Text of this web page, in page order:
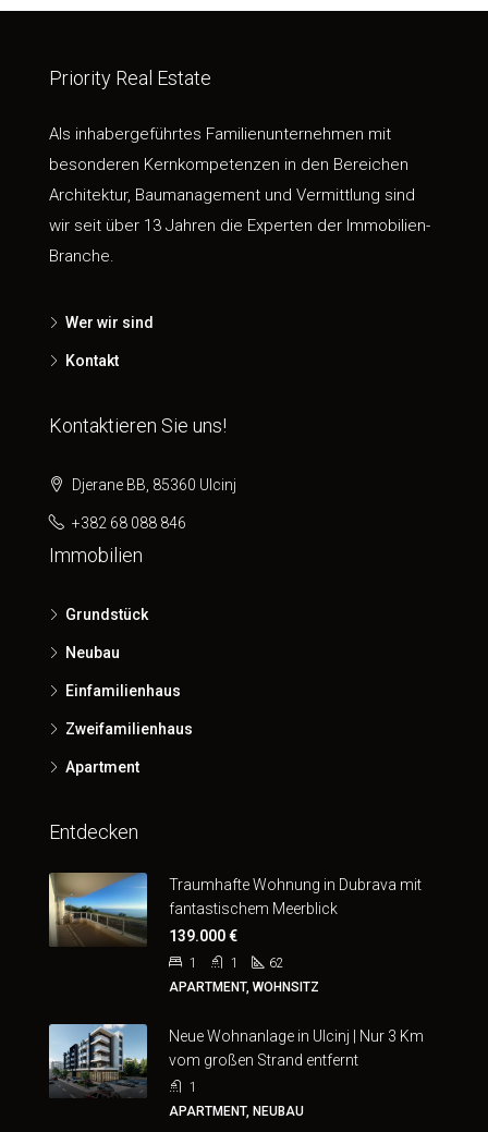
Priority Real Estate
Als inhabergeführtes Familienunternehmen mit
besonderen Kernkompetenzen in den Bereichen
Architektur, Baumanagement und Vermittlung sind
wir seit über 13 Jahren die Experten der Immobilien-
Branche.
Wer wir sind
Kontakt
Kontaktieren Sie uns!
Djerane BB, 85360 Ulcinj
+382 68 088 846
Immobilien
Grundstück
Neubau
Einfamilienhaus
Zweifamilienhaus
Apartment
Entdecken
Traumhafte Wohnung in Dubrava mit
fantastischem Meerblick
139.000 €
1 1
62
APARTMENT, WOHNSITZ
Neue Wohnanlage in Ulcinj | Nur 3 Km
vom großen Strand entfernt
1
APARTMENT, NEUBAU